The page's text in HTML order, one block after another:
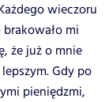
wieczoru
mi
że już o mnie
Gdy po
pieniędzmi,